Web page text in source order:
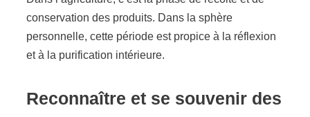
conservation des produits. Dans la sphère
personnelle, cette période est propice à la réflexion
et à la purification intérieure.
Reconnaître et se souvenir des